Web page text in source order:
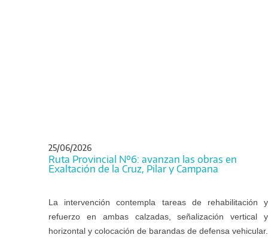
25/06/2026
Ruta Provincial Nº6: avanzan las obras en
Exaltación de la Cruz, Pilar y Campana
La intervención contempla tareas de rehabilitación y
refuerzo en ambas calzadas, señalización vertical y
horizontal y colocación de barandas de defensa vehicular.